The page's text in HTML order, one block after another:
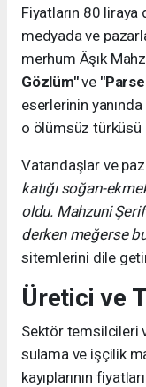
Fiyatların 80 liraya
medyada ve
merhum Âşık
Gözlüm"ve
eserlerinin yanında
o ölümsüz türküsü
Vatandaşlar ve
katığı soğan-
oldu. Mahzuni
derken meğerse
sitemlerini dile
Üretici ve
Sektör temsilcileri
sulama ve işçilik
kayıplarının